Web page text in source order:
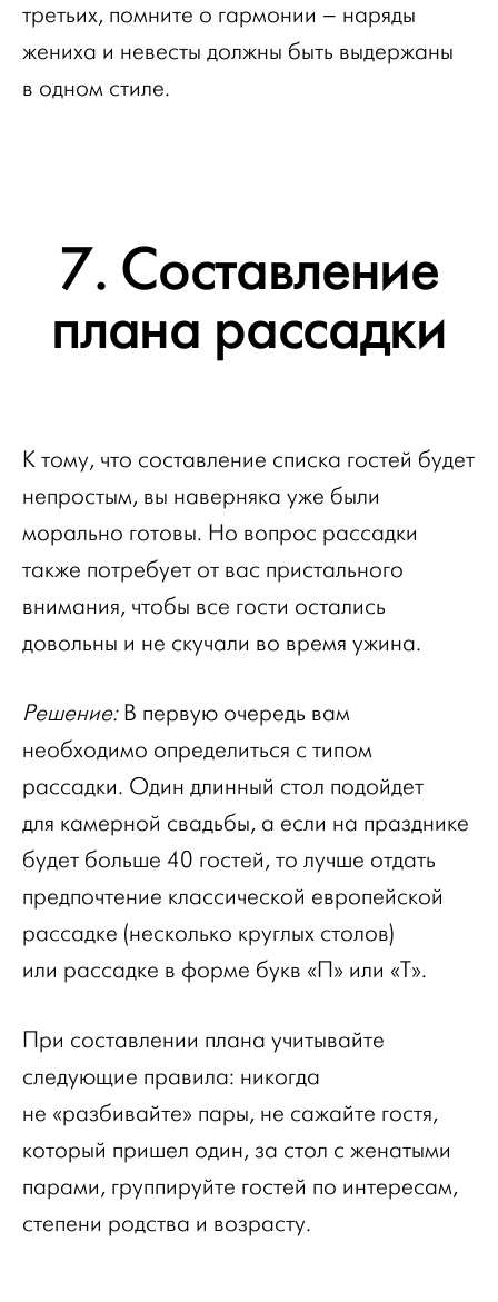
третьих, помните о гармонии – наряды
жениха и невесты должны быть выдержаны
в одном стиле.
7. Составление
плана рассадки
К тому, что составление списка гостей будет
непростым, вы наверняка уже были
морально готовы. Но вопрос рассадки
также потребует от вас пристального
внимания, чтобы все гости остались
довольны и не скучали во время ужина.
Решение: В первую очередь вам
необходимо определиться с типом
рассадки. Один длинный стол подойдет
для камерной свадьбы, а если на празднике
будет больше 40 гостей, то лучше отдать
предпочтение классической европейской
рассадке (несколько круглых столов)
или рассадке в форме букв «П» или «Т».
При составлении плана учитывайте
следующие правила: никогда
не «разбивайте» пары, не сажайте гостя,
который пришел один, за стол с женатыми
парами, группируйте гостей по интересам,
степени родства и возрасту.